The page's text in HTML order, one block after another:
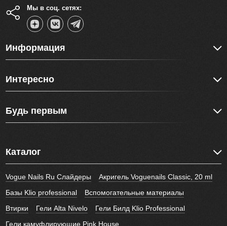
Мы в соц. сетях:
Информация
Интересно
Будь первым
Каталог
Vogue Nails Ru Слайдеры
Акригель Voguenails Classic, 20 ml
Базы Klio professional
Вспомогательные материалы
Втирки
Гели Alta Nivelo
Гели Билд Klio Professional
Гели камуфлирующие Pink House